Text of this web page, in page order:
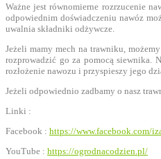
Ważne jest równomierne rozrzucenie
odpowiednim doświadczeniu nawóz
uwalnia składniki odżywcze.
Jeżeli mamy mech na trawniku,
rozprowadzić go za pomocą siewnika.
rozłożenie nawozu i przyspieszy jego
Jeżeli odpowiednio zadbamy o nasz
Linki :
Facebook : https://www.facebook.com/
YouTube : https://ogrodnacodzien.pl/